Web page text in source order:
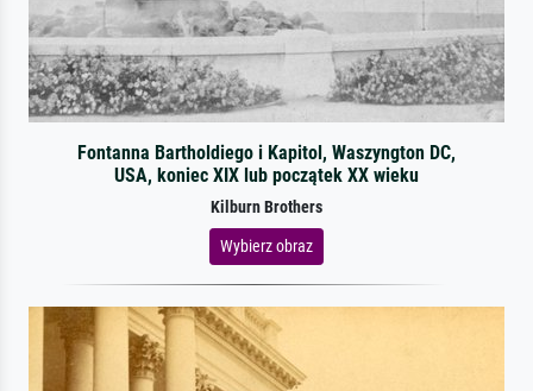
Fontanna Bartholdiego i Kapitol, Waszyngton DC,
USA, koniec XIX lub początek XX wieku
Kilburn Brothers
Wybierz obraz